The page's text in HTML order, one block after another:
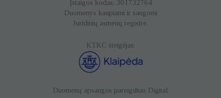
Įstaigos kodas: 301732764
Duomenys kaupiami ir saugomi
Juridinių asmenų registre.
KTKC steigėjas:
Duomenų apsaugos pareigūnas Digital
Funkciniai
Dėl funkcinių
slapukų
mūsų
svetainė gali
įsiminti jūsų
nustatote